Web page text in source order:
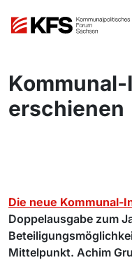
erschienen
Die neue Kommunal-
Doppelausgabe zum
Mittelpunkt. Achim